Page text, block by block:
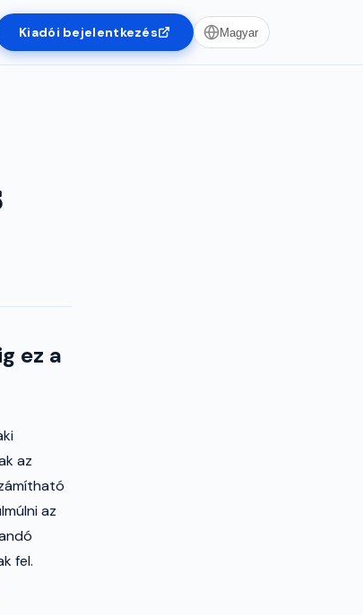
Kiadói bejelentkezés Magyar
ez a
az
az
fel.